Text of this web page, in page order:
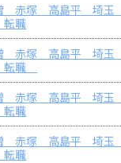
赤塚 高島平 埼
職
赤塚 高島平 埼
職
赤塚 高島平 埼
職
赤塚 高島平 埼
職